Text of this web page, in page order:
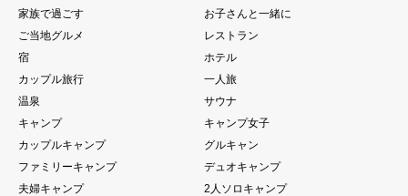
家族で過ごす
お子さんと一緒に
ご当地グルメ
レストラン
宿
ホテル
カップル旅行
一人旅
温泉
サウナ
キャンプ
キャンプ女子
カップルキャンプ
グルキャン
ファミリーキャンプ
デュオキャンプ
夫婦キャンプ
2人ソロキャンプ